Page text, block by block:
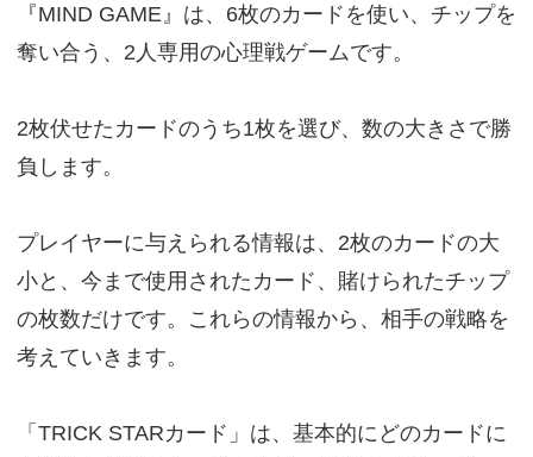
『MIND GAME』は、6枚のカードを使い、チップを
奪い合う、2人専用の心理戦ゲームです。
2枚伏せたカードのうち1枚を選び、数の大きさで勝
負します。
プレイヤーに与えられる情報は、2枚のカードの大
小と、今まで使用されたカード、賭けられたチップ
の枚数だけです。これらの情報から、相手の戦略を
考えていきます。
「TRICK STARカード」は、基本的にどのカードに